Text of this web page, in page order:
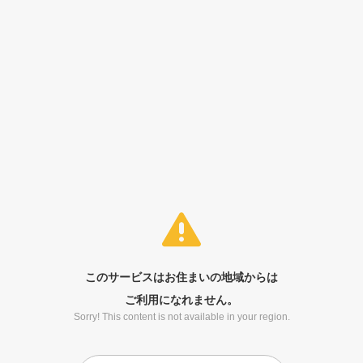
このサービスはお住まいの地域からは
ご利用になれません。
Sorry! This content is not available in your region.